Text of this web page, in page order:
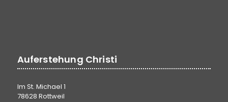
Auferstehung Christi
Im St. Michael 1
78628 Rottweil